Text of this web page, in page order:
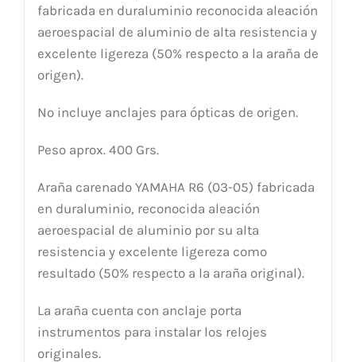
fabricada en duraluminio reconocida aleación
aeroespacial de aluminio de alta resistencia y
excelente ligereza (50% respecto a la araña de
origen).
No incluye anclajes para ópticas de origen.
Peso aprox. 400 Grs.
Araña carenado YAMAHA R6 (03-05) fabricada
en duraluminio, reconocida aleación
aeroespacial de aluminio por su alta
resistencia y excelente ligereza como
resultado (50% respecto a la araña original).
La araña cuenta con anclaje porta
instrumentos para instalar los relojes
originales.